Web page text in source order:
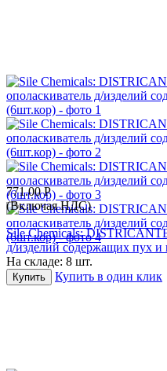
771.00 Р
(Включая НДС)
Sile Chemicals:
д/изделий содержащих пух и
На складе: 8 шт.
Купить Купить в один клик